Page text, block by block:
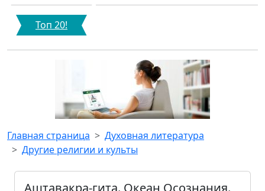
Топ 20!
Главная страница
Духовная литература
Другие религии и культы
Аштавакра-гита. Океан Осознания.